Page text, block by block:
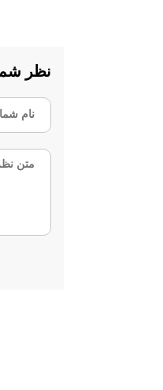
نظر